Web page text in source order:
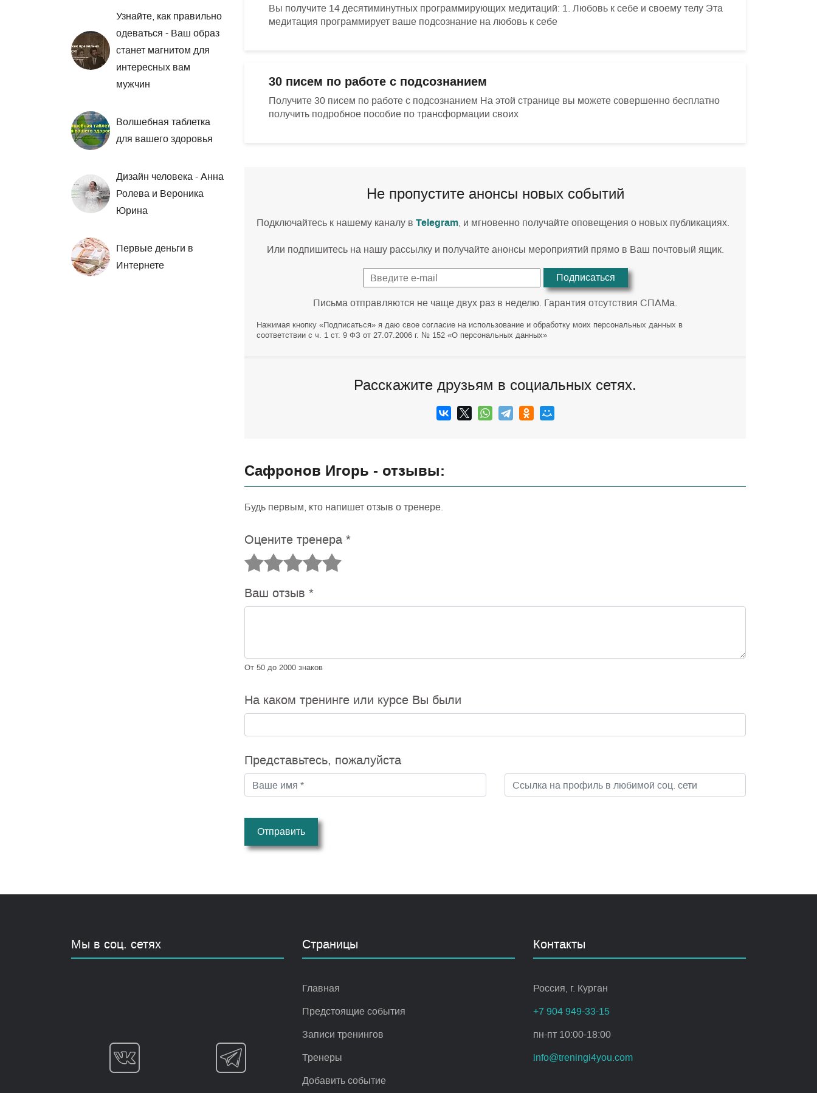
Узнайте, как правильно
одеваться - Ваш образ
станет магнитом для
интересных вам
мужчин
Волшебная таблетка
для вашего здоровья
Дизайн человека - Анна
Ролева и Вероника
Юрина
Первые деньги в
Интернете
Вы получите 14 десятиминутных программирующих медитаций: 1. Любовь к себе и своему телу Эта
медитация программирует ваше подсознание на любовь к себе
30 писем по работе с подсознанием
Получите 30 писем по работе с подсознанием На этой странице вы можете совершенно бесплатно
получить подробное пособие по трансформации своих
Не пропустите анонсы новых событий
Подключайтесь к нашему каналу в Telegram, и мгновенно получайте оповещения о новых публикациях.
Или подпишитесь на нашу рассылку и получайте анонсы мероприятий прямо в Ваш почтовый ящик.
Подписаться
Письма отправляются не чаще двух раз в неделю. Гарантия отсутствия СПАМа.
Нажимая кнопку «Подписаться» я даю свое согласие на использование и обработку моих персональных данных в
соответствии с ч. 1 ст. 9 ФЗ от 27.07.2006 г. № 152 «О персональных данных»
Расскажите друзьям в социальных сетях.
Сафронов Игорь - отзывы:
Будь первым, кто напишет отзыв о тренере.
Оцените тренера *
Ваш отзыв *
От 50 до 2000 знаков
На каком тренинге или курсе Вы были
Представьтесь, пожалуйста
Отправить
Мы в соц. сетях Страницы
Главная
Предстоящие события
Записи тренингов
Тренеры
Добавить событие
Контакты
Россия, г. Курган
+7 904 949-33-15
пн-пт 10:00-18:00
info@treningi4you.com